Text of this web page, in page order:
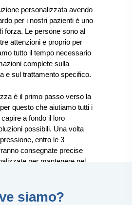
personalizzata avendo
per i nostri pazienti è uno
forza. Le persone sono al
attenzioni e proprio per
tutto il tempo necessario
complete sulla
e sul trattamento specifico.
è il primo passo verso la
questo che aiutiamo tutti i
a fondo il loro
possibili. Una volta
entro le 3
consegnate precise
per mantenere nel
siamo?